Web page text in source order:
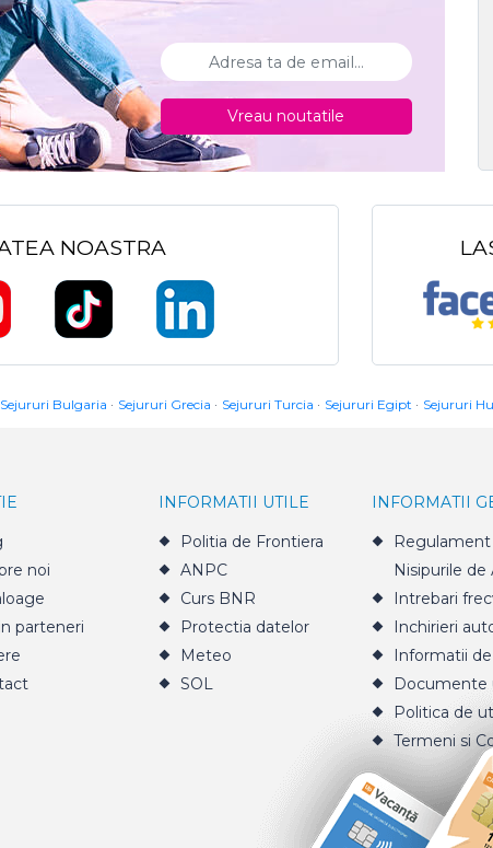
Vreau noutatile
NOASTRA
Sejururi Bulgaria Sejururi Grecia Sejururi Turcia Sejururi Egipt Sejururi
noi
parteneri
INFORMATII UTILE
Politia de Frontiera
ANPC
Curs BNR
Protectia datelor
Meteo
SOL
INFORMATII
Regulament
Nisipurile de
Intrebari
Inchirieri
Informatii
Documente
Politica de
Termeni si